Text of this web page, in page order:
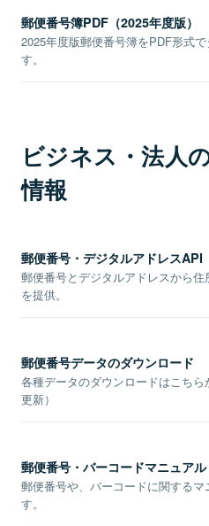
郵便番号簿PDF（2025年度版）
2025年度版郵便番号簿をPDF形式
す。
ビジネス・法人
情報
郵便番号・デジタルアドレスAPI
郵便番号とデジタルアドレスから
を提供。
郵便番号データのダウンロード
各種データのダウンロードはこちら
更新）
郵便番号・バーコードマニュアル
郵便番号や、バーコードに関するマ
す。